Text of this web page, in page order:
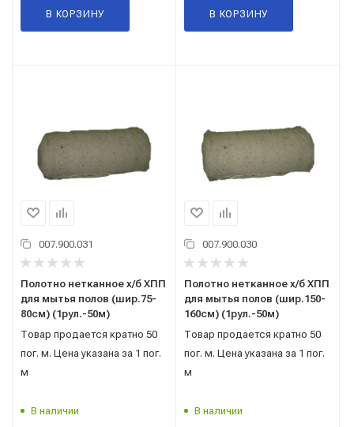
В КОРЗИНУ В КОРЗИНУ
007.900.031
Полотно нетканное х/б ХПП
для мытья полов (шир.75-
80см) (1рул.-50м)
Товар продается кратно 50
пог. м. Цена указана за 1 пог.
м
В наличии
007.900.030
Полотно нетканное х/б ХПП
для мытья полов (шир.150-
160см) (1рул.-50м)
Товар продается кратно 50
пог. м. Цена указана за 1 пог.
м
В наличии